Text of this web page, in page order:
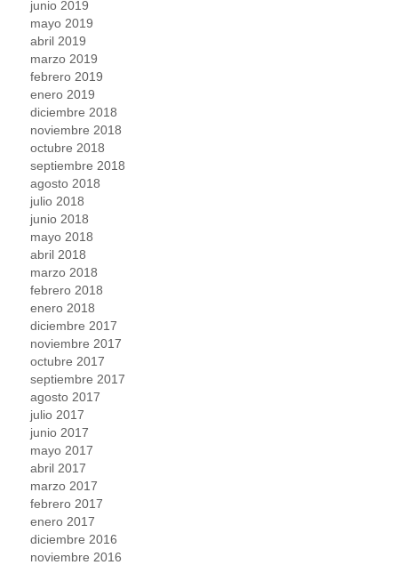
junio 2019
mayo 2019
abril 2019
marzo 2019
febrero 2019
enero 2019
diciembre 2018
noviembre 2018
octubre 2018
septiembre 2018
agosto 2018
julio 2018
junio 2018
mayo 2018
abril 2018
marzo 2018
febrero 2018
enero 2018
diciembre 2017
noviembre 2017
octubre 2017
septiembre 2017
agosto 2017
julio 2017
junio 2017
mayo 2017
abril 2017
marzo 2017
febrero 2017
enero 2017
diciembre 2016
noviembre 2016